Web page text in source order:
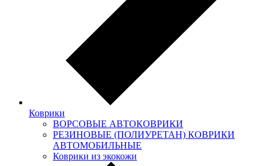
Коврики
ВОРСОВЫЕ АВТОКОВРИКИ
РЕЗИНОВЫЕ (ПОЛИУРЕТАН) КОВРИКИ
АВТОМОБИЛЬНЫЕ
Коврики из экокожи